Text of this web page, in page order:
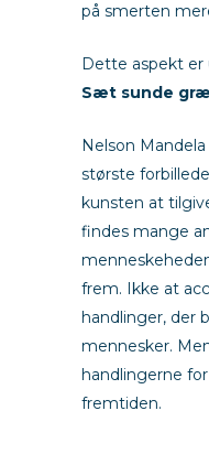
på smerten
Dette aspekt
Sæt sunde
Nelson
største
kunsten at
findes mange
frem. Ikke at
handlinger, der
mennesker.
handlingerne
fremtiden.